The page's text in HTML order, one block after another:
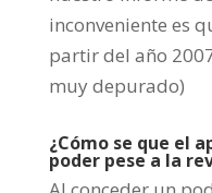
inconveniente es
partir del año
muy depurado)
¿Cómo se que el
poder pese a la